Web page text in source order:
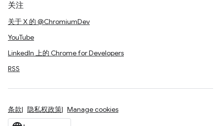
关注
关于 X 的 @ChromiumDev
YouTube
LinkedIn 上的 Chrome for Developers
RSS
条款 隐私权政策 Manage cookies